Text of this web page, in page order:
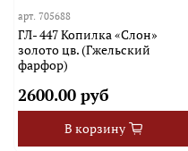
арт.705688
ГЛ- 447 Копилка «Слон»
золото цв. (Гжельский
фарфор)
2600.00 руб
В корзину